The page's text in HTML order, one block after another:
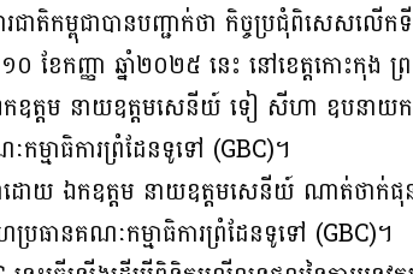
ជាតិកម្ពុជាបានបញ្ជាក់ថា កិច្ចប្រជុំពិសេសល
១០ ខែកញ្ញា ឆ្នាំ២០២៥ នេះ នៅខេត្តកោះកុង
ត្តម នាយឧត្តមសេនីយ៍ ទៀ សីហា ឧបនាយករដ្ឋម
ម្មាធិការព្រំដែនទូទៅ (GBC)។
យ ឯកឧត្តម នាយឧត្តមសេនីយ៍ ណាត់ថាក់ផុន ណ
ធានគណៈកម្មាធិការព្រំដែនទូទៅ (GBC)។